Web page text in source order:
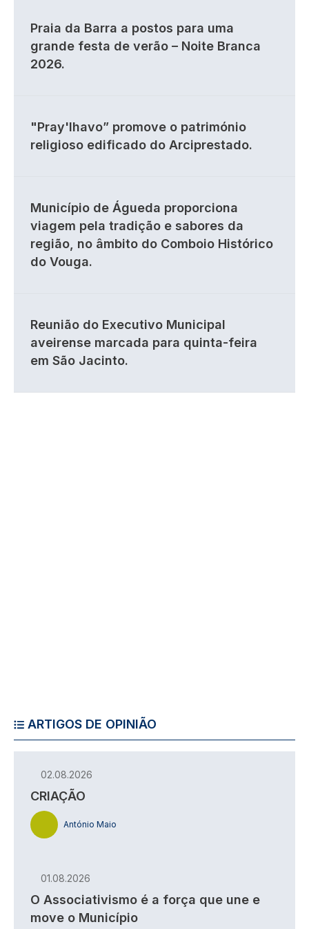
Praia da Barra a postos para uma
grande festa de verão – Noite Branca
2026.
"Pray'lhavo” promove o património
religioso edificado do Arciprestado.
Município de Águeda proporciona
viagem pela tradição e sabores da
região, no âmbito do Comboio Histórico
do Vouga.
Reunião do Executivo Municipal
aveirense marcada para quinta-feira
em São Jacinto.
ARTIGOS DE OPINIÃO
02.08.2026
CRIAÇÃO
António Maio
01.08.2026
O Associativismo é a força que une e
move o Município